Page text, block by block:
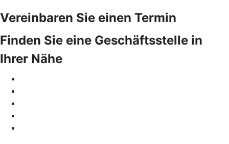
Vereinbaren Sie einen Termin
Finden Sie eine Geschäftsstelle in
Ihrer Nähe